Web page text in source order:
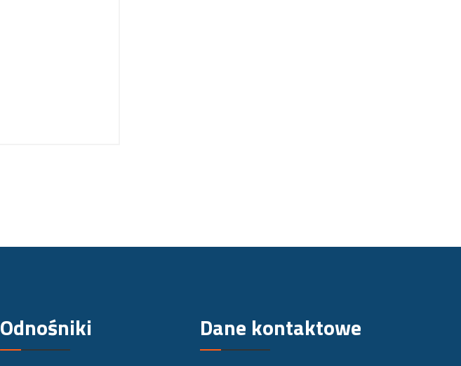
Odnośniki Dane kontaktowe